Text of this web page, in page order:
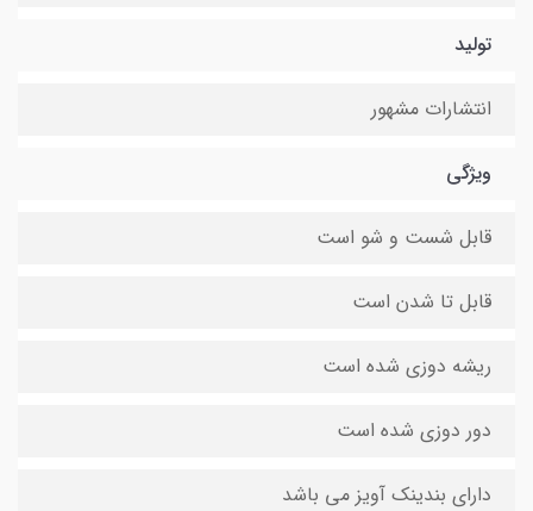
تولید
انتشارات مشهور
ویژگی
قابل شست و شو است
قابل تا شدن است
ریشه دوزی شده است
دور دوزی شده است
دارای بندینک آویز می باشد